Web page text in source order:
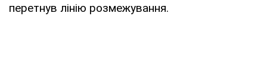
перетнув лінію розмежування.